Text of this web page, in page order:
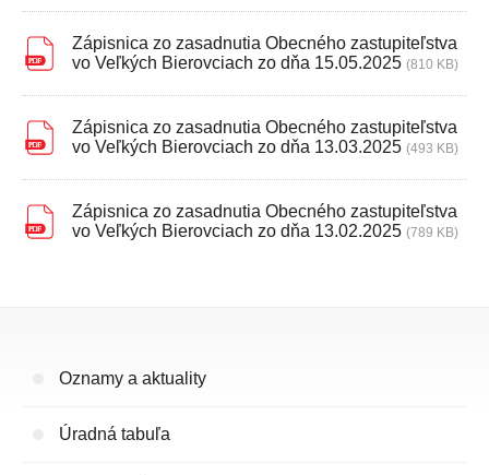
Zápisnica zo zasadnutia Obecného zastupiteľstva
vo Veľkých Bierovciach zo dňa 15.05.2025 (810 KB)
Zápisnica zo zasadnutia Obecného zastupiteľstva
vo Veľkých Bierovciach zo dňa 13.03.2025 (493 KB)
Zápisnica zo zasadnutia Obecného zastupiteľstva
vo Veľkých Bierovciach zo dňa 13.02.2025 (789 KB)
Oznamy a aktuality
Úradná tabuľa